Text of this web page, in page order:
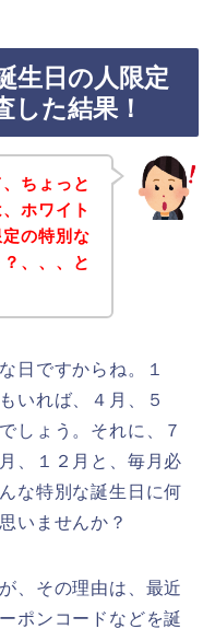
生日の人限定
した結果！
ちょっと
ホワイト
の特別な
、、、と
日ですからね。１
いれば、４月、５
しょう。それに、７
、１２月と、毎月必
な特別な誕生日に何
いませんか？
、その理由は、最近
ポンコードなどを誕